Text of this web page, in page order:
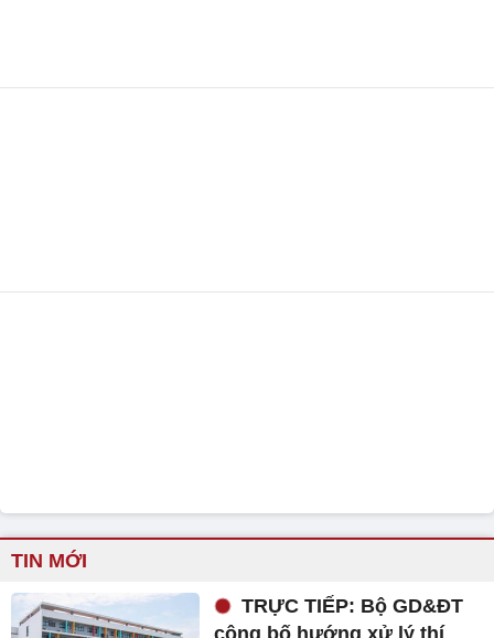
TIN MỚI
TRỰC TIẾP: Bộ GD&ĐT